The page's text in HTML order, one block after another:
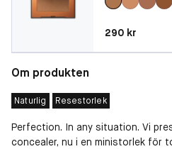
Pris: 290 kr
290 kr
Om produkten
Naturlig Resestorlek
Perfection. In any situation. Vi
concealer, nu i en ministorlek för